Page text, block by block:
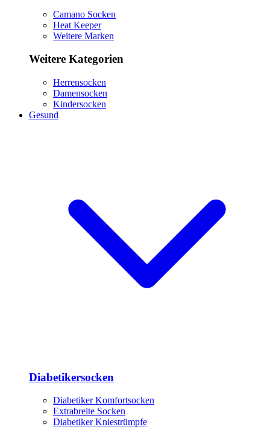
Camano Socken
Heat Keeper
Weitere Marken
Weitere Kategorien
Herrensocken
Damensocken
Kindersocken
Gesund
Diabetikersocken
Diabetiker Komfortsocken
Extrabreite Socken
Diabetiker Kniestrümpfe